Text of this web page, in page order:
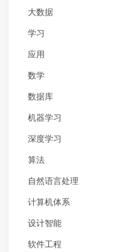
大数据
学习
应用
数学
数据库
机器学习
深度学习
算法
自然语言处理
计算机体系
设计智能
软件工程